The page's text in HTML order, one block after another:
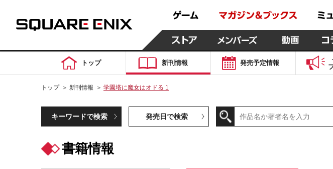
トップ 新刊情報 発売予定情報
トップ ＞ 新刊情報 ＞ 学園塔に魔女はオドる 1
キーワードで検索 発売日で検索
書籍情報